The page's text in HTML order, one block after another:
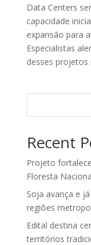
Data Centers
capacidade
expansão para
Especialistas
desses projetos
Recent
Projeto
Floresta
Soja avança e
regiões
Edital destina
territórios